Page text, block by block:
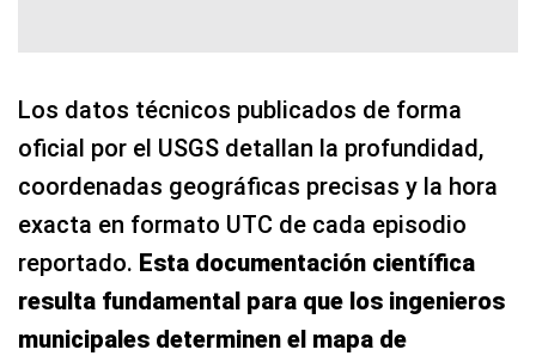
Los datos técnicos publicados de forma
oficial por el USGS detallan la profundidad,
coordenadas geográficas precisas y la hora
exacta en formato UTC de cada episodio
reportado. Esta documentación científica
resulta fundamental para que los ingenieros
municipales determinen el mapa de